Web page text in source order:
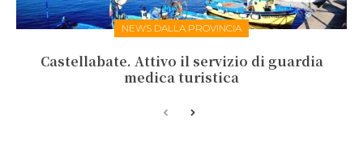
NEWS DALLA PROVINCIA
Castellabate. Attivo il servizio di guardia
medica turistica